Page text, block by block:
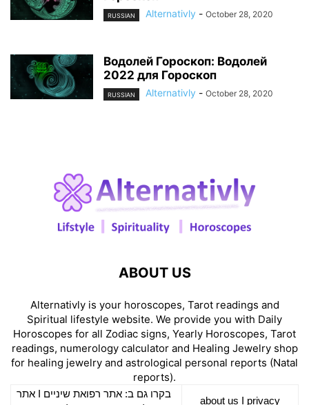
RUSSIAN Alternativly - October 28, 2020
Водолей Гороскоп: Водолей
2022 для Гороскоп
RUSSIAN Alternativly - October 28, 2020
ABOUT US
Alternativly is your horoscopes, Tarot readings and
Spiritual lifestyle website. We provide you with Daily
Horoscopes for all Zodiac signs, Yearly Horoscopes, Tarot
readings, numerology calculator and Healing Jewelry shop
for healing jewelry and astrological personal reports (Natal
reports).
about us privacy
בקרו גם ב: אתר רפואת שיניים
אתר